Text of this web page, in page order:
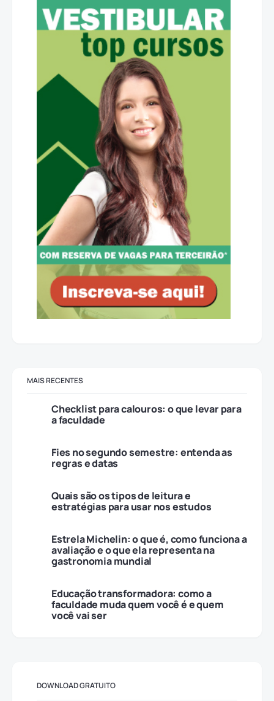
MAIS RECENTES
Checklist para calouros: o que levar para
a faculdade
Fies no segundo semestre: entenda as
regras e datas
Quais são os tipos de leitura e
estratégias para usar nos estudos
Estrela Michelin: o que é, como funciona a
avaliação e o que ela representa na
gastronomia mundial
Educação transformadora: como a
faculdade muda quem você é e quem
você vai ser
DOWNLOAD GRATUITO